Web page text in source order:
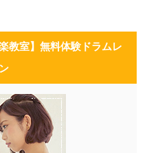
教室】無料体験ドラムレ